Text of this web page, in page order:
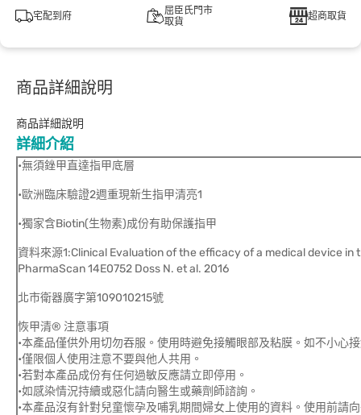
宅配到府
屈臣氏門市
取貨
超商取貨
商品詳細說明
商品詳細說明
詳細介紹
•無須銼甲直達指甲底層
•歐洲臨床驗證2週重現新生指甲清亮1
•獨家含Biotin(生物素)成份有助保護指甲
資料來源1:Clinical Evaluation of the efficacy of a medical device
PharmaScan 14E0752 Doss N. et al. 2016
北市衛器廣字第109010215號
恢甲清® 注意事項
•本產品僅供外用切勿吞服。使用時避免接觸眼部及粘膜。如不小心
•僅限個人使用注意不要與他人共用。
•若對本產品成份有任何過敏反應請立即停用。
•如感染情況持續或惡化請向醫生或藥劑師諮詢。
•本產品沒有針對兒童懷孕及哺乳期間婦女上使用的資料。使用前請